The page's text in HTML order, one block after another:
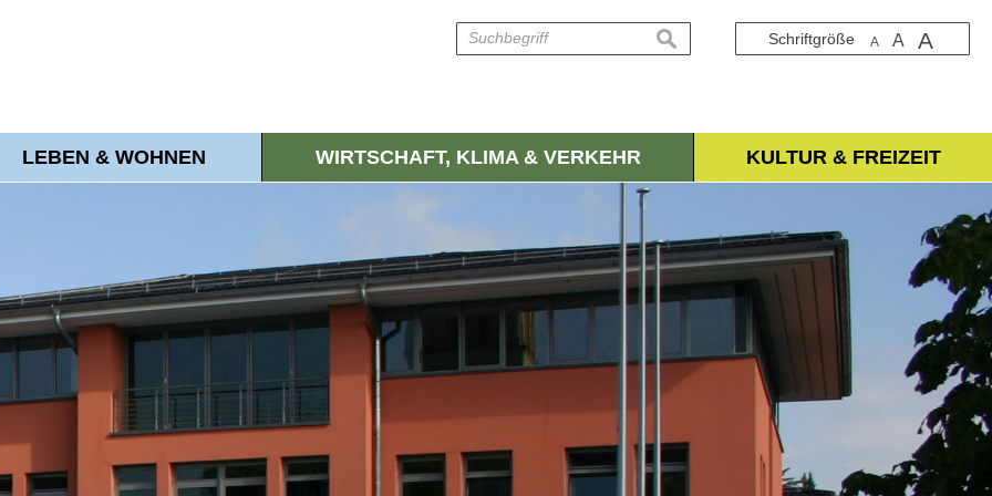
Schriftgröße A A A
suchen
LEBEN & WOHNEN WIRTSCHAFT, KLIMA & VERKEHR KULTUR & FREIZEIT